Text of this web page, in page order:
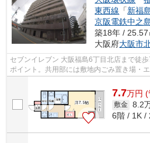
東西線 「新福
京阪電鉄中之
築18年 / 25.57
大阪府大阪市
セブンイレブン 大阪福島6丁目北店まで徒
ポイント。共用部には敷地内ごみ置き場・
す。風通しが良い物件です。こちらの物...
7.7万円 (
敷金 8.2
6階 / 1K /